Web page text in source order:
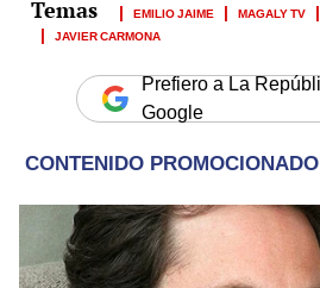
EMILIO JAIME MAGALY TV
JAVIER CARMONA
Prefiero a La
Google